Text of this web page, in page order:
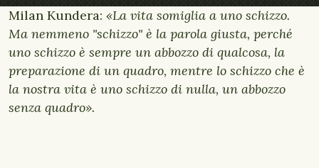
Milan Kundera: «La vita somiglia a uno schizzo.
Ma nemmeno "schizzo" è la parola giusta, perché
uno schizzo è sempre un abbozzo di qualcosa, la
preparazione di un quadro, mentre lo schizzo che è
la nostra vita è uno schizzo di nulla, un abbozzo
senza quadro».